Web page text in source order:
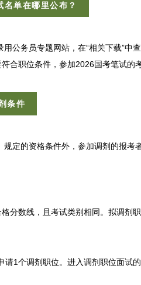
单在哪里公布？
务员专题网站，在“相关下载”中
合职位条件，参加2026国考笔试的
条件
的资格条件外，参加调剂的报考
数线，且考试类别相同。拟调剂职
1个调剂职位。进入调剂职位面试